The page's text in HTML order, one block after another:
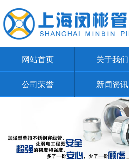
网站首页 关于我们
公司荣誉 新闻资讯